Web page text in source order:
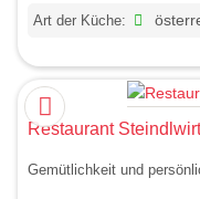
Art der Küche:
Restaurant Steindlwirt
Gemütlichkeit und